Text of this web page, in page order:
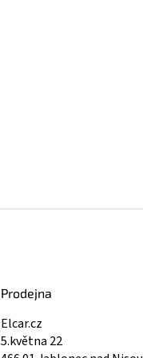
Prodejna
Elcar.cz
5.května 22